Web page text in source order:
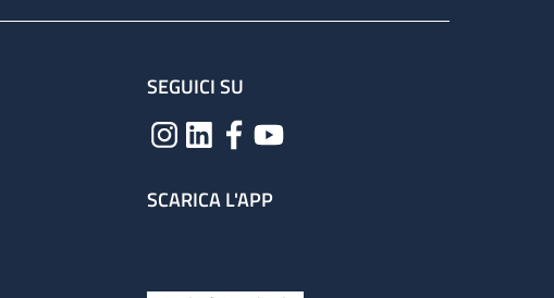
SEGUICI SU
SCARICA L'APP